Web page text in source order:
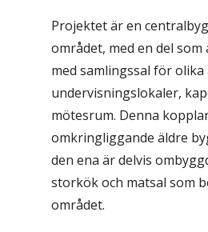
Projektet är en
området, med en del som
med samlingssal för olika
undervisningslokaler,
mötesrum. Denna
omkringliggande äldre
den ena är delvis
storkök och matsal som
området.